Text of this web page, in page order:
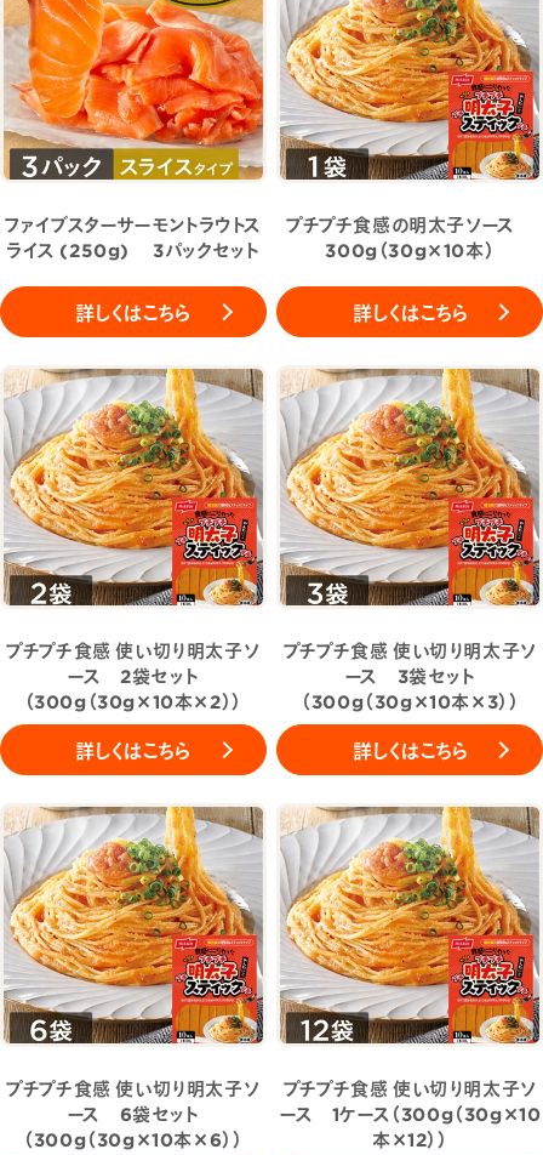
ファイブスターサーモントラウトス
ライス (250g) 3パックセット
詳しくはこちら
プチプチ食感の明太子ソース
300g（30g×10本）
詳しくはこちら
プチプチ食感 使い切り明太子ソ
ース 2袋セット
（300g（30g×10本×2））
詳しくはこちら
プチプチ食感 使い切り明太子ソ
ース 3袋セット
（300g（30g×10本×3））
詳しくはこちら
プチプチ食感 使い切り明太子ソ
ース 6袋セット
（300g（30g×10本×6））
プチプチ食感 使い切り明太子ソ
ース 1ケース（300g（30g×10
本×12））